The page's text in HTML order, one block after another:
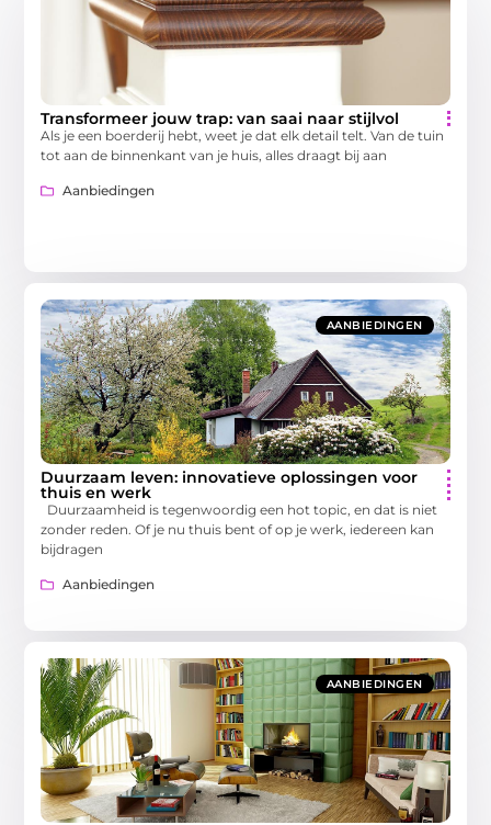
Transformeer jouw trap: van saai naar stijlvol
Als je een boerderij hebt, weet je dat elk detail telt. Van de tuin
tot aan de binnenkant van je huis, alles draagt bij aan
Aanbiedingen
AANBIEDINGEN
Duurzaam leven: innovatieve oplossingen voor
thuis en werk
Duurzaamheid is tegenwoordig een hot topic, en dat is niet
zonder reden. Of je nu thuis bent of op je werk, iedereen kan
bijdragen
Aanbiedingen
AANBIEDINGEN